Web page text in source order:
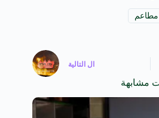
ال التالية
مشابهة